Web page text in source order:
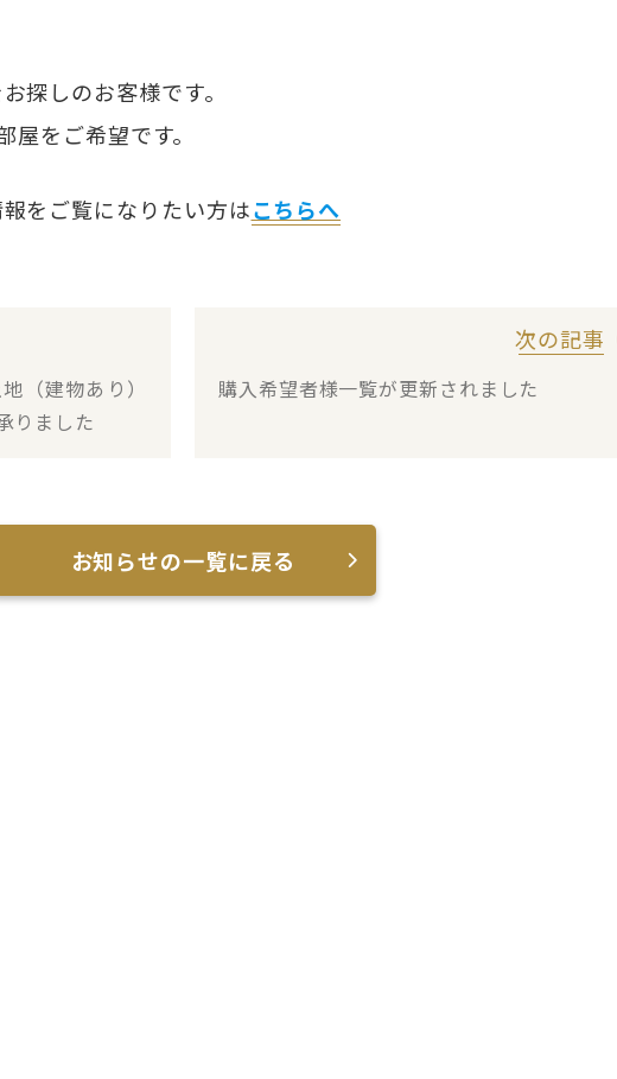
探しのお客様です。
をご希望です。
をご覧になりたい方はこちらへ
（建物あり）
りました
次の記事
購入希望者様一覧が更新されました
お知らせの一覧に戻る